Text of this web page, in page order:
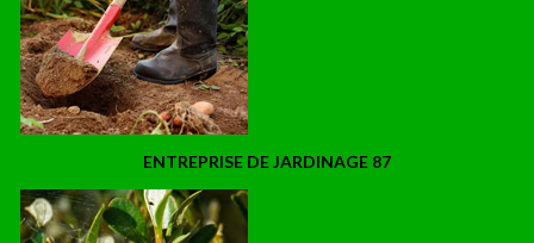
ENTREPRISE DE JARDINAGE 87